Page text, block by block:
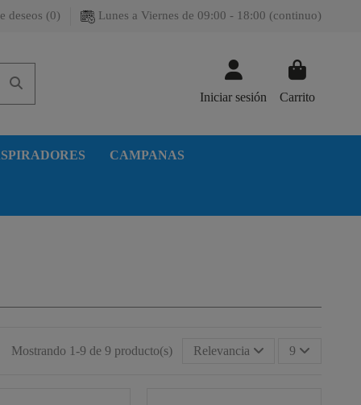
deseos (0) Lunes a Viernes de 09:00 - 18:00 (continuo)
Iniciar sesión Carrito
CAMPANAS
Mostrando 1-9 de 9 producto(s) Relevancia 9